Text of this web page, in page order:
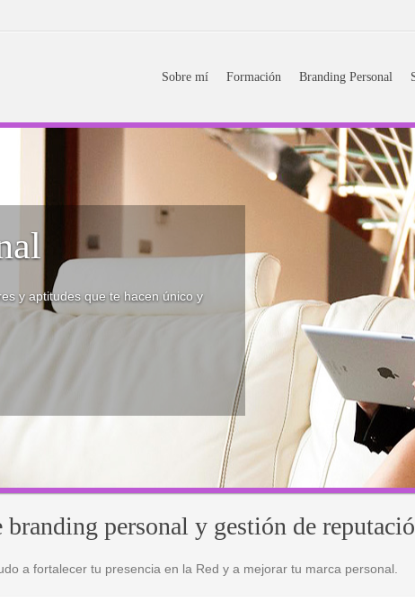
Sobre mí Formación Branding Personal
y aptitudes que te hacen único y
branding personal y gestión de
a fortalecer tu presencia en la Red y a mejorar tu marca personal.